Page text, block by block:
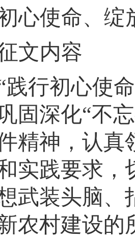
心使命、 绽
文内容
践行初心使命
固深化“不
精神 ， 认真
实践要求，
武装头脑、
农村建设的